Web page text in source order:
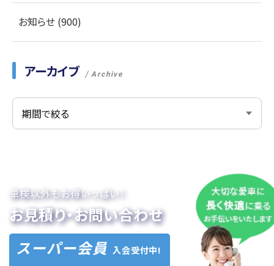
お知らせ (900)
アーカイブ Archive
車検以外もお得いっぱい！
お見積り・お問い合わせ
スーパー会員 入会受付中!